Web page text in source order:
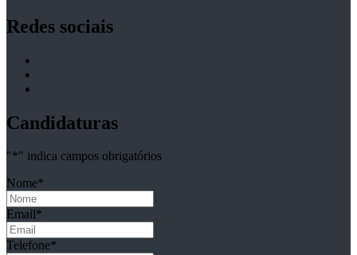
Redes sociais
Candidaturas
"*" indica campos obrigatórios
Nome*
Email*
Telefone*